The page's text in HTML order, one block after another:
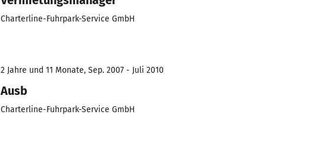
Charterline-Fuhrpark-Service GmbH
2 Jahre und 11 Monate, Sep. 2007 - Juli 2010
Ausb
Charterline-Fuhrpark-Service GmbH